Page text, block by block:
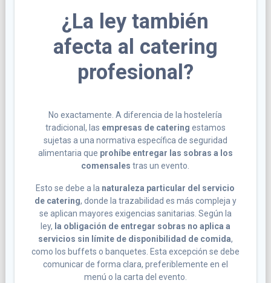
¿La ley también
afecta al catering
profesional?
No exactamente. A diferencia de la hostelería
tradicional, las empresas de catering estamos
sujetas a una normativa específica de seguridad
alimentaria que prohíbe entregar las sobras a los
comensales tras un evento.
Esto se debe a la naturaleza particular del servicio
de catering, donde la trazabilidad es más compleja y
se aplican mayores exigencias sanitarias. Según la
ley, la obligación de entregar sobras no aplica a
servicios sin límite de disponibilidad de comida,
como los buffets o banquetes. Esta excepción se debe
comunicar de forma clara, preferiblemente en el
menú o la carta del evento.